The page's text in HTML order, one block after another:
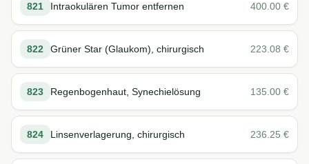
821 Intraokulären Tumor entfernen 400.00 €
822 Grüner Star (Glaukom), chirurgisch 223.08 €
823 Regenbogenhaut, Synechielösung 135.00 €
824 Linsenverlagerung, chirurgisch 236.25 €